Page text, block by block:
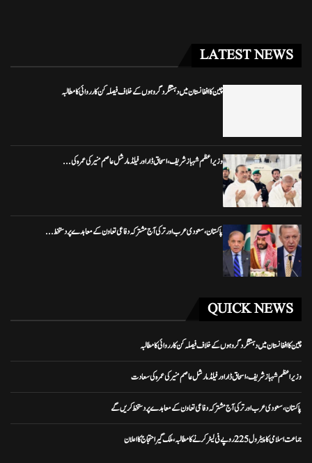
LATEST NEWS
چین کا افغانستان میں دہشتگرد گروہوں کے خلاف فیصلہ کن کارروائی کا مطالبہ
وزیراعظم شہباز شریف، اسحاق ڈار اور فیلڈ مارشل عاصم منیر کی عمرہ کی...
پاکستان، سعودی عرب اور ترکی آج مشترکہ دفاعی تعاون کے معاہدے پر دستخط...
QUICK NEWS
چین کا افغانستان میں دہشتگرد گروہوں کے خلاف فیصلہ کن کارروائی کا مطالبہ
وزیراعظم شہباز شریف، اسحاق ڈار اور فیلڈ مارشل عاصم منیر کی عمرہ کی سعادت
پاکستان، سعودی عرب اور ترکی آج مشترکہ دفاعی تعاون کے معاہدے پر دستخط کریں گے
جماعت اسلامی کا پیٹرول 225 روپے فی لیٹر کرنے کا مطالبہ، ملک گیر احتجاج کا اعلان